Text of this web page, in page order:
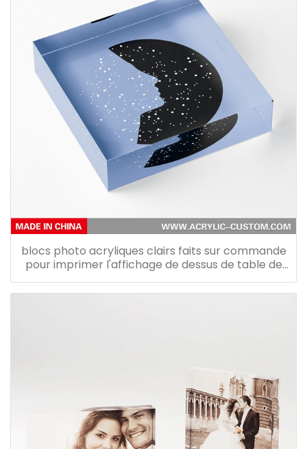
blocs photo acryliques clairs faits sur commande
pour imprimer l'affichage de dessus de table de
cadre photo acrylique